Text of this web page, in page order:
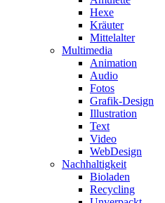
Hexe
Kräuter
Mittelalter
Multimedia
Animation
Audio
Fotos
Grafik-Design
Illustration
Text
Video
WebDesign
Nachhaltigkeit
Bioladen
Recycling